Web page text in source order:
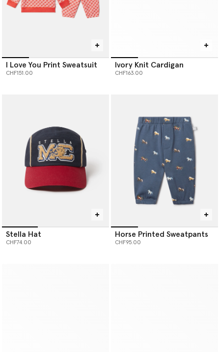
I Love You Print Sweatsuit
CHF151.00
Ivory Knit Cardigan
CHF163.00
Stella Hat
CHF74.00
Horse Printed Sweatpants
CHF95.00